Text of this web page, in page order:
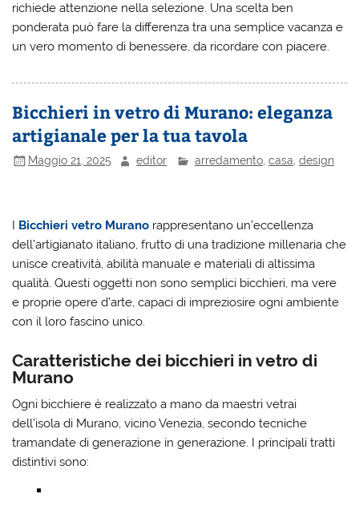
richiede attenzione nella selezione. Una scelta ben
ponderata può fare la differenza tra una semplice vacanza e
un vero momento di benessere, da ricordare con piacere.
Bicchieri in vetro di Murano: eleganza
artigianale per la tua tavola
Maggio 21, 2025 editor arredamento, casa design
I Bicchieri vetro Murano rappresentano un’eccellenza
dell’artigianato italiano, frutto di una tradizione millenaria che
unisce creatività, abilità manuale e materiali di altissima
qualità. Questi oggetti non sono semplici bicchieri, ma vere
e proprie opere d’arte, capaci di impreziosire ogni ambiente
con il loro fascino unico.
Caratteristiche dei bicchieri in vetro di
Murano
Ogni bicchiere è realizzato a mano da maestri vetrai
dell’isola di Murano, vicino Venezia, secondo tecniche
tramandate di generazione in generazione. I principali tratti
distintivi sono: